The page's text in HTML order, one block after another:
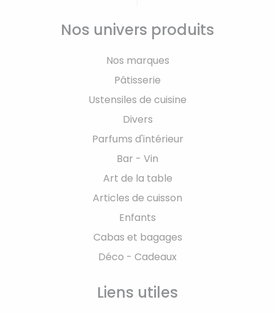
Nos univers produits
Nos marques
Pâtisserie
Ustensiles de cuisine
Divers
Parfums d'intérieur
Bar - Vin
Art de la table
Articles de cuisson
Enfants
Cabas et bagages
Déco - Cadeaux
Liens utiles